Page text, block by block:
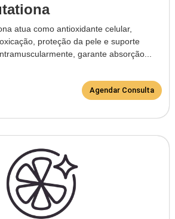
atua como antioxidante celular,
proteção da pele e suporte
garante absorção...
Agendar Consulta